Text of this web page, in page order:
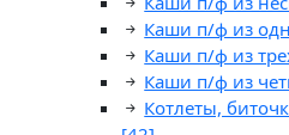
Каши п/ф из
Каши п/ф из
Каши п/ф из
Котлеты,